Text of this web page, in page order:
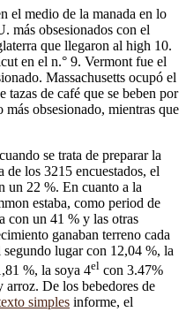
el medio de la manada en lo
más obsesionados con el
que llegaron al high 10.
en el n.° 9. Vermont fue el
Massachusetts ocupó el
de café que se beben por
obsesionado, mientras que
se trata de preparar la
de los 3215 encuestados, el
un 22 %. En cuanto a la
estaba, como period de
con un 41 % y las otras
ganaban terreno cada
lugar con 12,04 %, la
%, la soya 4el con 3.47%
arroz. De los bebedores de
simples informe, el